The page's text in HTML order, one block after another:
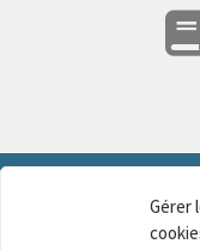
Gérer